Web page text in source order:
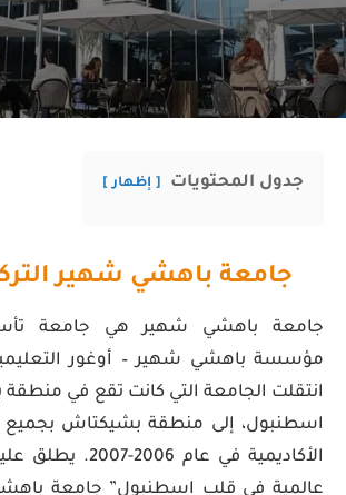
جدول المحتويات إظهار
جامعة باهشي شهير
جامعة باهشي شهير هي جامعة
انتقلت الجامعة التي كانت تقع في
اسطنبول، إلى منطقة بشيكتاش بجميع
الأكاديمية في عام